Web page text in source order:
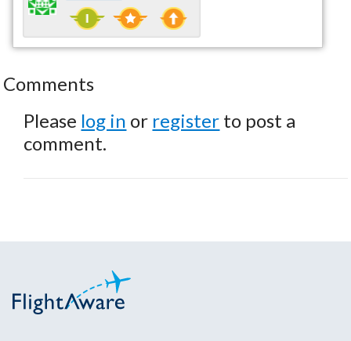
Comments
Please log in or register to post a
comment.